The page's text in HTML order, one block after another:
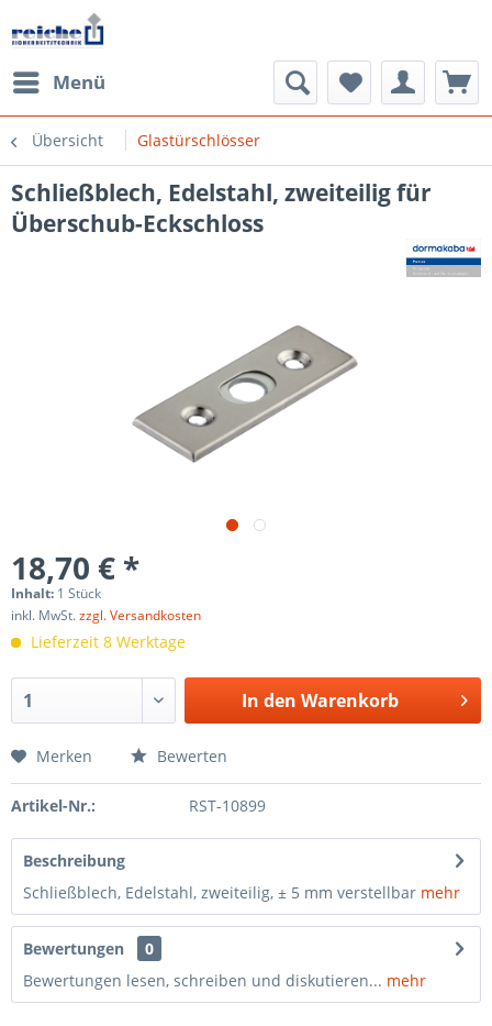
Menü
Übersicht Glastürschlösser
Schließblech, Edelstahl, zweiteilig für
Überschub-Eckschloss
18,70 € *
Inhalt: 1 Stück
inkl. MwSt.zzgl. Versandkosten
Lieferzeit 8 Werktage
In den Warenkorb
Merken Bewerten
Artikel-Nr.: RST-10899
Beschreibung
Schließblech, Edelstahl, zweiteilig, ± 5 mm verstellbar mehr
Bewertungen
0
Bewertungen lesen, schreiben und diskutieren... mehr